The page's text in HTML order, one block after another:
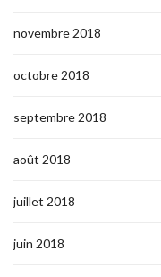
novembre 2018
octobre 2018
septembre 2018
août 2018
juillet 2018
juin 2018